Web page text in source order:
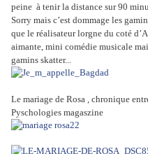
peine à tenir la distance sur 90
Sorry mais c’est dommage les
que le réalisateur lorgne du coté
aimante, mini comédie musicale
gamins skatter...
Le mariage de Rosa , chronique
Pyschologies magaszine